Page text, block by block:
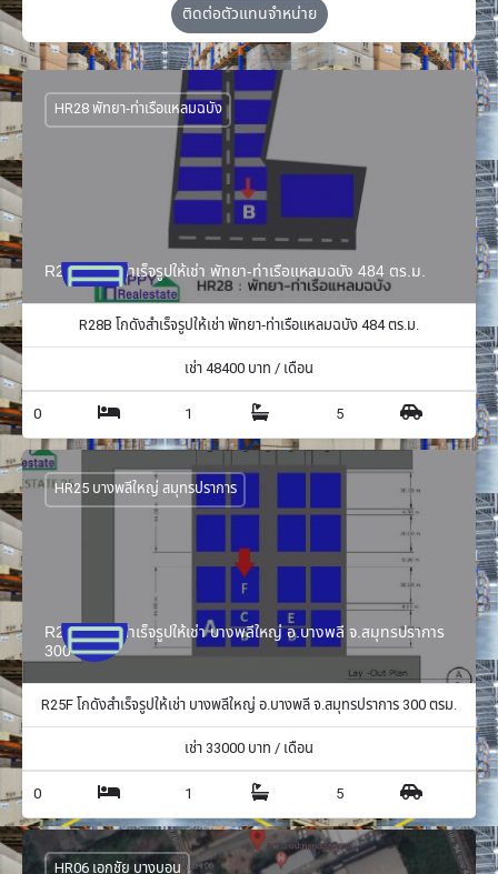
ติดต่อตัวแทนจำหน่าย
R28B โกดังสำเร็จรูปให้เช่า พัทยา-ท่าเรือแหลมฉบัง 484 ตร.ม.
HR28 พัทยา-ท่าเรือแหลมฉบัง
R28B โกดังสำเร็จรูปให้เช่า พัทยา-ท่าเรือแหลมฉบัง 484 ตร.ม.
เช่า48400 บาท / เดือน
0 1 5
R25F โกดังสำเร็จรูปให้เช่า บางพลีใหญ่ อ.บางพลี จ.สมุทรปราการ
300 ตรม.
HR25 บางพลีใหญ่ สมุทรปราการ
R25F โกดังสำเร็จรูปให้เช่า บางพลีใหญ่ อ.บางพลี จ.สมุทรปราการ 300 ตรม.
เช่า 33000 บาท / เดือน
0 1 5
HR06 เอกชัย บางบอน